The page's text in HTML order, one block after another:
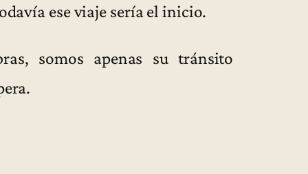
ese viaje sería el inicio.
somos apenas su tránsito